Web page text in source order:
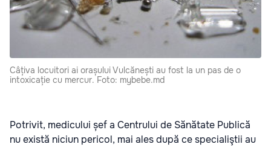
Câțiva locuitori ai orașului Vulcănești au fost la un pas de o
intoxicație cu mercur. Foto: mybebe.md
Potrivit, medicului șef a Centrului de Sănătate Publică
nu există niciun pericol, mai ales după ce specialiştii au